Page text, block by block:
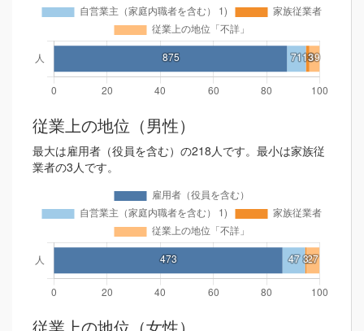
従業上の地位（男性）
最大は雇用者（役員を含む）の218人です。最小は家族従
業者の3人です。